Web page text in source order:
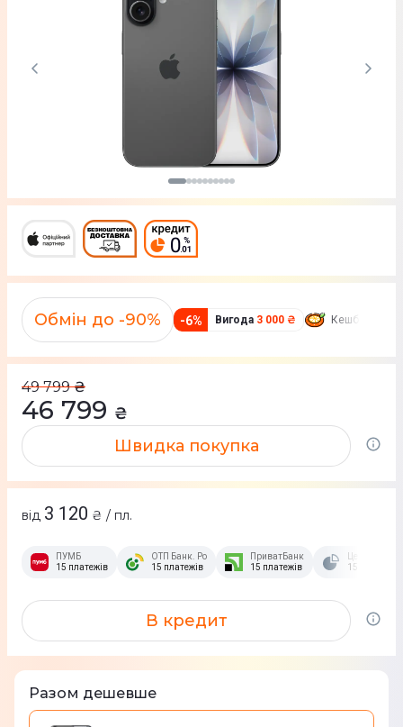
Обмін до -90% -6% Вигода 3 000 ₴ Кешбек
49 799 ₴
46 799 ₴
Швидка покупка
від 3 120 ₴ / пл.
ПУМБ
15 платежів
ОТП Банк. Розстрочка Скибочка.
15 платежів
ПриватБанк
15 платежів
15 платежів
В кредит
Разом дешевше